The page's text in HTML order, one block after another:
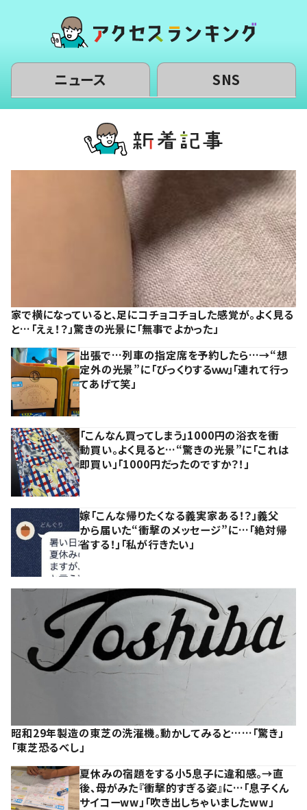
ニュース SNS
家で横になっていると、足にコチョコチョした感覚が。よく見る
と…「えぇ！？」驚きの光景に「無事でよかった」
出張で…列車の指定席を予約したら…→“想
定外の光景”に「びっくりするｗｗ」「連れて行っ
てあげて笑」
「こんなん買ってしまう」1000円の浴衣を衝
動買い。よく見ると…“驚きの光景”に「これは
即買い」「1000円だったのですか？！」
嫁「こんな帰りたくなる義実家ある！？」義父
から届いた“衝撃のメッセージ”に…「絶対帰
省する！」「私が行きたい」
昭和29年製造の東芝の洗濯機。動かしてみると……「驚き」
「東芝恐るべし」
夏休みの宿題をする小5息子に違和感。→直
後、母がみた『衝撃的すぎる姿』に…「息子くん
サイコーww」「吹き出しちゃいましたww」